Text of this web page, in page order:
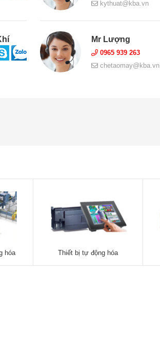
kythuat@kba.vn
Mr Lượng
0965 939 263
chetaomay@kba.vn
hóa Thiết bị tự động hóa